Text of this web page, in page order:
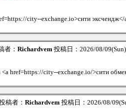
city--exchange.io>сити эксчендж</
者： Richardvem 投稿日：2026/08/
<a href=https://city--exchange.io/>сити
稿者： Richardvem 投稿日：2026/08/